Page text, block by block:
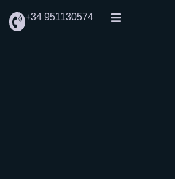
+34 951130574